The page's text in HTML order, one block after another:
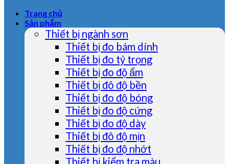
Trang chủ
Sản phẩm
Thiết bị ngành sơn
Thiết bị đo bám dính
Thiết bị đo tỷ trọng
Thiết bị đo độ ẩm
Thiết bị đô độ bền
Thiết bị đo độ bóng
Thiết bị đo độ cứng
Thiết bị đo độ dày
Thiết bị đô độ mịn
Thiết bị đo độ nhớt
Thiết bị kiểm tra màu